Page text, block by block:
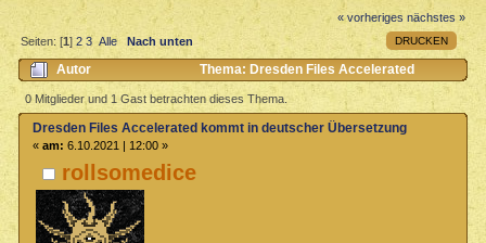
« vorheriges nächstes »
DRUCKEN
Seiten: [1]2 3 Alle Nach unten
Autor
Thema: Dresden Files Accelerated
kommt in deutscher Übersetzung (Gelesen 13689 mal)
0 Mitglieder und 1 Gast betrachten dieses Thema.
rollsomedice
Dresden Files Accelerated kommt in deutscher Übersetzung
« am: 6.10.2021 | 12:00 »